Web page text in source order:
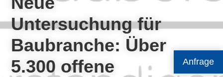
Anfrage
Untersuchung für
Baubranche: Über
5.300 offene